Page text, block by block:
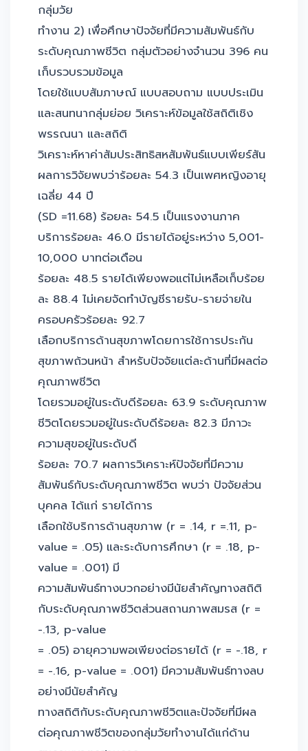
กลุ่มวัย
ทำงาน 2) เพื่อศึกษาปัจจัยที่มีความสัมพันธ์กับ
ระดับคุณภาพชีวิต กลุ่มตัวอย่างจำนวน 396 คน
เก็บรวบรวมข้อมูล
โดยใช้แบบสัมภาษณ์ แบบสอบถาม แบบประเมิน
และสนทนากลุ่มย่อย วิเคราะห์ข้อมูลใช้สถิติเชิง
พรรณนา และสถิติ
วิเคราะห์หาค่าสัมประสิทธิสหสัมพันธ์แบบเพียร์สัน
ผลการวิจัยพบว่าร้อยละ 54.3 เป็นเพศหญิงอายุ
เฉลี่ย 44 ปี
(SD =11.68) ร้อยละ 54.5 เป็นแรงงานภาค
บริการร้อยละ 46.0 มีรายได้อยู่ระหว่าง 5,001-
10,000 บาทต่อเดือน
ร้อยละ 48.5 รายได้เพียงพอแต่ไม่เหลือเก็บร้อย
ละ 88.4 ไม่เคยจัดทำบัญชีรายรับ-รายจ่ายใน
ครอบครัวร้อยละ 92.7
เลือกบริการด้านสุขภาพโดยการใช้การประกัน
สุขภาพถ้วนหน้า สำหรับปัจจัยแต่ละด้านที่มีผลต่อ
คุณภาพชีวิต
โดยรวมอยู่ในระดับดีร้อยละ 63.9 ระดับคุณภาพ
ชีวิตโดยรวมอยู่ในระดับดีร้อยละ 82.3 มีภาวะ
ความสุขอยู่ในระดับดี
ร้อยละ 70.7 ผลการวิเคราะห์ปัจจัยที่มีความ
สัมพันธ์กับระดับคุณภาพชีวิต พบว่า ปัจจัยส่วน
บุคคล ได้แก่ รายได้การ
เลือกใช้บริการด้านสุขภาพ (r = .14, r =.11, p-
value = .05) และระดับการศึกษา (r = .18, p-
value = .001) มี
ความสัมพันธ์ทางบวกอย่างมีนัยสำคัญทางสถิติ
กับระดับคุณภาพชีวิตส่วนสถานภาพสมรส (r =
-.13, p-value
= .05) อายุความพอเพียงต่อรายได้ (r = -.18, r
= -.16, p-value = .001) มีความสัมพันธ์ทางลบ
อย่างมีนัยสำคัญ
ทางสถิติกับระดับคุณภาพชีวิตและปัจจัยที่มีผล
ต่อคุณภาพชีวิตของกลุ่มวัยทำงานได้แก่ด้าน